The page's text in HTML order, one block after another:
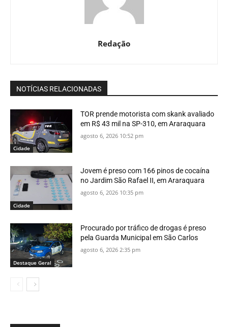
Redação
NOTÍCIAS RELACIONADAS
Cidade
TOR prende motorista com skank avaliado
em R$ 43 mil na SP-310, em Araraquara
agosto 6, 2026 10:52 pm
Cidade
Jovem é preso com 166 pinos de cocaína
no Jardim São Rafael II, em Araraquara
agosto 6, 2026 10:35 pm
Destaque Geral
Procurado por tráfico de drogas é preso
pela Guarda Municipal em São Carlos
agosto 6, 2026 2:35 pm